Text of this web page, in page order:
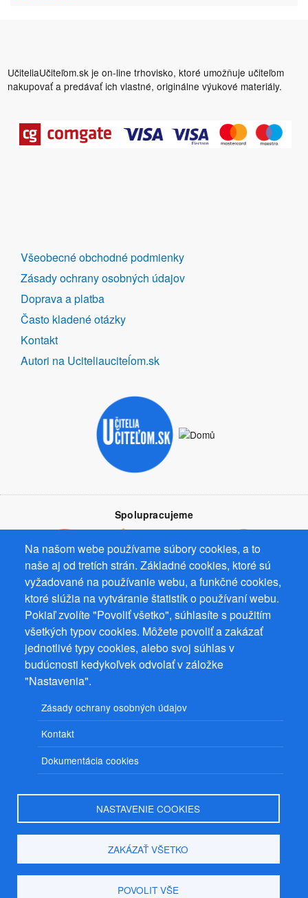
UčiteliaUčiteľom.sk je on-line trhovisko, ktoré umožňuje učiteľom
nakupovať a predávať ich vlastné, originálne výukové materiály.
Na našom webe používame súbory cookies, a to
naše aj od tretích strán. Základné cookies, ktoré sú
vyžadované na používanie webu, a funkčné cookies,
ktoré slúžia na vytváranie štatistík o používaní webu.
Pokiaľ zvolíte "Povoliť všetko", súhlasíte s použitím
všetkých typov cookies. Môžete povoliť a zakázať
jednotlivé typy cookies, alebo svoj súhlas v
budúcnosti kedykoľvek odvolať v záložke
"Nastavenia".
Zásady ochrany osobných údajov
Kontakt
Dokumentácia cookies
NASTAVENIE COOKIES
ZAKÁZAŤ VŠETKO
POVOLIT VŠE
DALŠÍ
ODKAZY
Všeobecné obchodné podmienky
Zásady ochrany osobných údajov
Doprava a platba
Často kladené otázky
Kontakt
Autori na Uciteliauciteĺom.sk
Spolupracujeme
Prevádzkovateľ: Mgr. Bc. Žaneta Radimecká, MBA, Ostrov 256, 561
22 Ostrov, IČ 08993033, DIČ CZ9161263958
© 2026PuzzleWebss.r.o.